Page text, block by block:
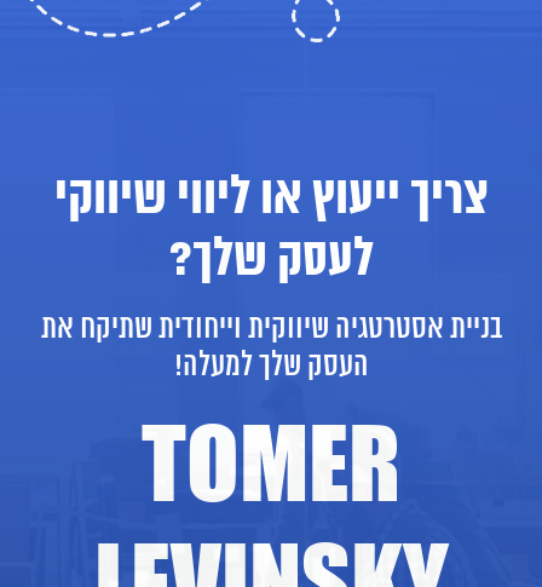
צריך ייעוץ או ליווי שיווקי
לעסק שלך?
בניית אסטרטגיה שיווקית וייחודית שתיקח את
העסק שלך למעלה!
TOMER